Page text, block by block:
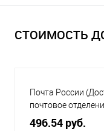
СТОИМОСТЬ
Почта России
почтовое
496.54 руб.